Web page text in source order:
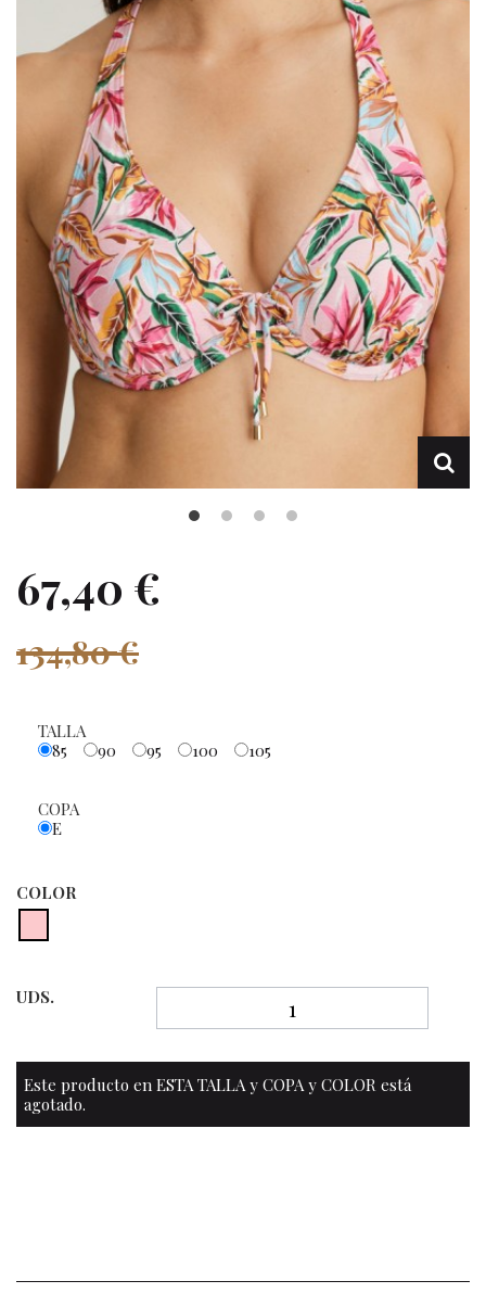
Lencería
Hombre
Ortopedia
Outlet
67,40 €
134,80 €
TALLA
85
90 95 100 105
COPA
E
COLOR
UDS.
Este producto en ESTA TALLA y COPA y COLOR está
agotado.